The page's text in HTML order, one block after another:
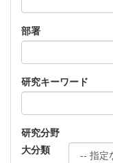
部署
研究キーワード
研究分野
大分類